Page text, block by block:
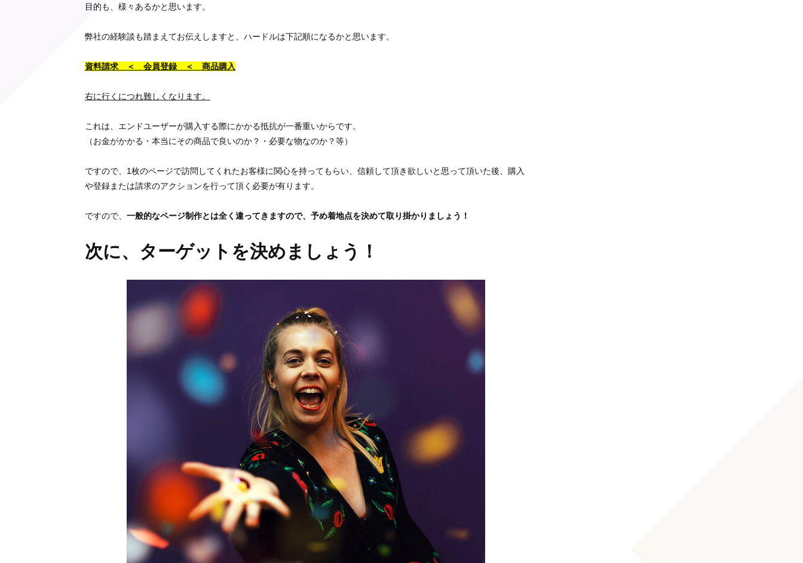
目的も、様々あるかと思います。
弊社の経験談も踏まえてお伝えしますと、ハードルは下記順になるかと思います。
資料請求 ＜ 会員登録 ＜ 商品購入
右に行くにつれ難しくなります。
これは、エンドユーザーが購入する際にかかる抵抗が一番重いからです。
（お金がかかる・本当にその商品で良いのか？・必要な物なのか？等）
ですので、1枚のページで訪問してくれたお客様に関心を持ってもらい、信頼して頂き欲しいと思って頂いた後、購入
や登録または請求のアクションを行って頂く必要が有ります。
ですので、 一般的なページ制作とは全く違ってきますので、予め着地点を決めて取り掛かりましょう！
次に、ターゲットを決めましょう！